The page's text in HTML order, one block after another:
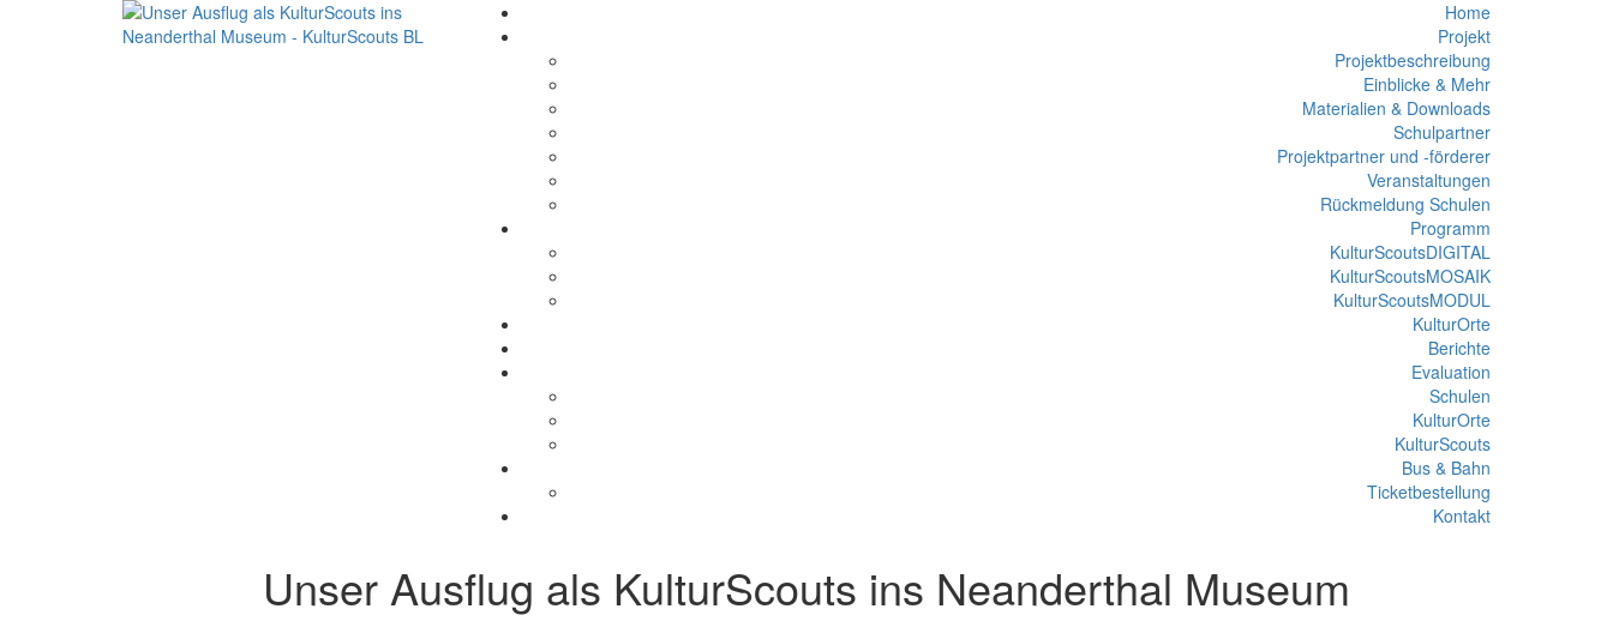
Home
Projekt
Projektbeschreibung
Einblicke & Mehr
Materialien & Downloads
Schulpartner
Projektpartner und -förderer
Veranstaltungen
Rückmeldung Schulen
Programm
KulturScoutsDIGITAL
KulturScoutsMOSAIK
KulturScoutsMODUL
KulturOrte
Berichte
Evaluation
Schulen
KulturOrte
KulturScouts
Bus & Bahn
Ticketbestellung
Kontakt
Unser Ausflug als KulturScouts ins Neanderthal Museum